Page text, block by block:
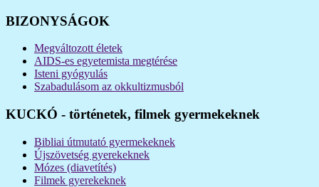
BIZONYSÁGOK
Megváltozott életek
AIDS-es egyetemista megtérése
Isteni gyógyulás
Szabadulásom az okkultizmusból
KUCKÓ - történetek, filmek gyermekeknek
Bibliai útmutató gyermekeknek
Újszövetség gyerekeknek
Mózes (diavetítés)
Filmek gyerekeknek